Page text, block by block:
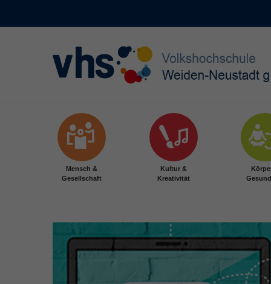
Mensch &
Gesellschaft
Kultur &
Kreativität